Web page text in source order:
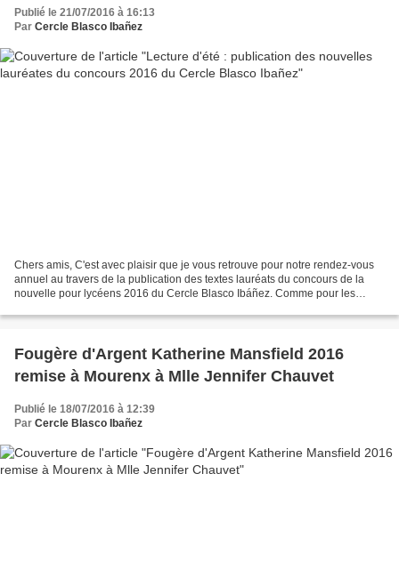
Publié le 21/07/2016 à 16:13
Par Cercle Blasco Ibañez
Chers amis, C'est avec plaisir que je vous retrouve pour notre rendez-vous
annuel au travers de la publication des textes lauréats du concours de la
nouvelle pour lycéens 2016 du Cercle Blasco Ibáñez. Comme pour les
Fougère d'Argent Katherine Mansfield 2016
remise à Mourenx à Mlle Jennifer Chauvet
Publié le 18/07/2016 à 12:39
Par Cercle Blasco Ibañez